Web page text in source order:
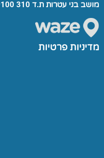
מושב בני עטרות ת.ד 310 6099100 ישראל
מדיניות פרטיות